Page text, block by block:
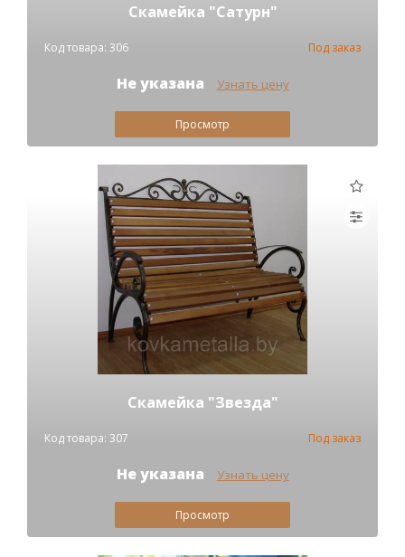
Скамейка "Сатурн"
Код товара: 306 Под заказ
Не указана Узнать цену
Просмотр
Скамейка "Звезда"
Код товара: 307 Под заказ
Не указана Узнать цену
Просмотр